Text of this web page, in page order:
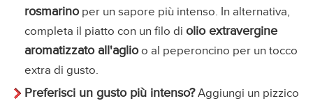
rosmarinoper un sapore più intenso. In alternativa,
completa il piatto con un filo di olio extravergine
aromatizzato all'aglioo al peperoncino per un tocco
extra di gusto.
Preferisci un gusto più intenso?Aggiungi un pizzico